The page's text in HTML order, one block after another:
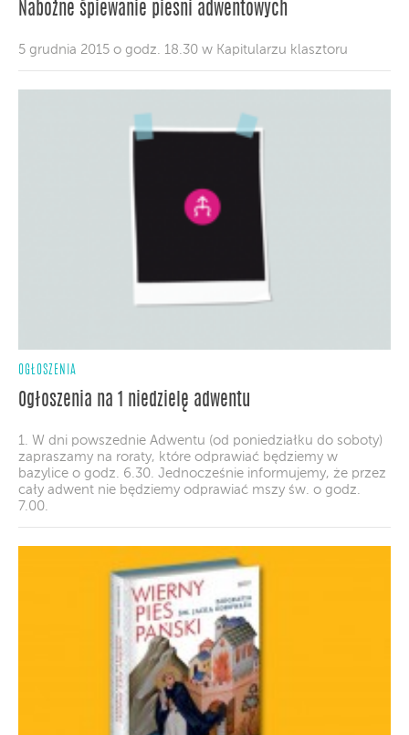
Nabożne śpiewanie piesni adwentowych
5 grudnia 2015 o godz. 18.30 w Kapitularzu klasztoru
OGŁOSZENIA
Ogłoszenia na 1 niedzielę adwentu
1. W dni powszednie Adwentu (od poniedziałku do soboty)
zapraszamy na roraty, które odprawiać będziemy w
bazylice o godz. 6.30. Jednocześnie informujemy, że przez
cały adwent nie będziemy odprawiać mszy św. o godz.
7.00.